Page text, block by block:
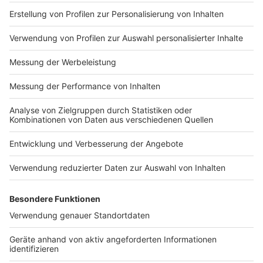
Nutzungsbedingungen
Impressum
Das Band-ABC
Jobs
Archiv
Teilnahme­bedingungen
Kontakt
Studio-Hotline
ROCK ANTENNE
Region wechseln